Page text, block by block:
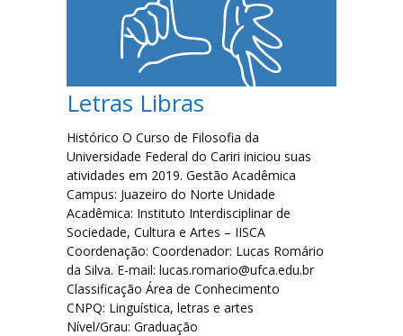
Letras-Libras
Especialização em Tradução e Interpretação de Libras
Laboratórios
Lista de Laboratórios
Letras Libras
Histórico O Curso de Filosofia da
Universidade Federal do Cariri iniciou suas
atividades em 2019. Gestão Acadêmica
Campus: Juazeiro do Norte Unidade
Acadêmica: Instituto Interdisciplinar de
Sociedade, Cultura e Artes – IISCA
Coordenação: Coordenador: Lucas Romário
da Silva. E-mail: lucas.romario@ufca.edu.br
Classificação Área de Conhecimento
CNPQ: Linguística, letras e artes
Nível/Grau: Graduação